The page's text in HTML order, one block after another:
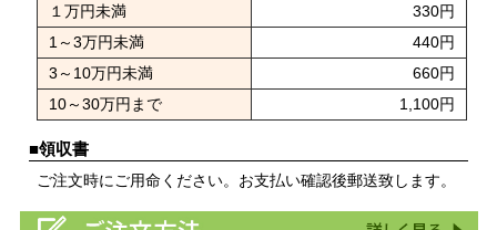
１万円未満
330円
1～3万円未満
440円
3～10万円未満
660円
10～30万円まで
1,100円
■領収書
ご注文時にご用命ください。お支払い確認後郵送致します。